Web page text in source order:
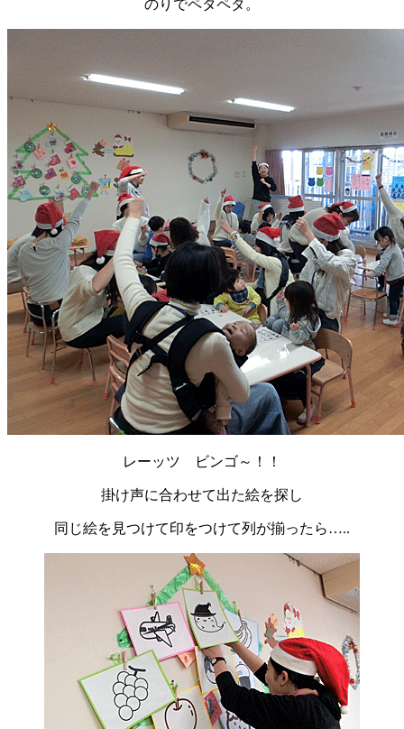
のりでペタペタ。
レーッツ ビンゴ～！！
掛け声に合わせて出た絵を探し
同じ絵を見つけて印をつけて列が揃ったら…..